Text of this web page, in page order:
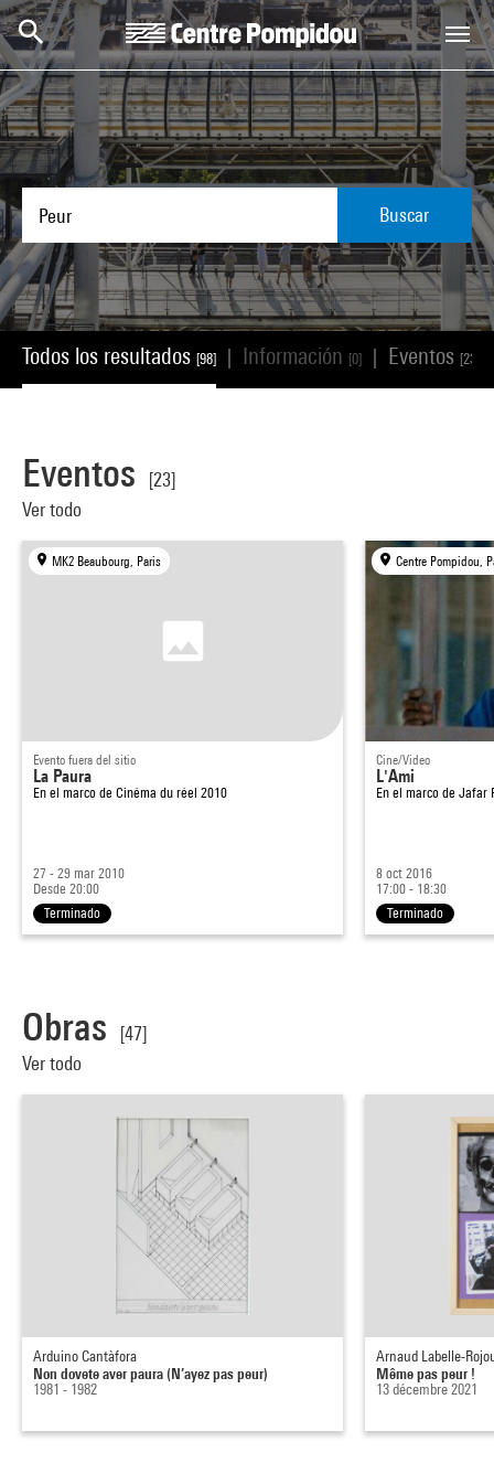
Skip to main content
Centre Pompidou
Buscar
Todos los resultados [98] Información [0] Eventos [23]
Eventos
[23]
Ver todo
MK2 Beaubourg, Paris
Evento fuera del sitio
La Paura
En el marco de Cinéma du réel 2010
27 - 29 mar 2010
Desde 20:00
Terminado
Centre Pompidou,
Cine/Video
L'Ami
En el marco deJafar
8 oct 2016
17:00 - 18:30
Terminado
Obras
[47]
Ver todo
Arduino Cantàfora
Non dovete aver paura (N’ayez pas peur)
1981 - 1982
Arnaud Labelle-
Même pas peur !
13 décembre 2021